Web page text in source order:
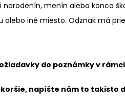
menín alebo konca
alebo iné miesto. Odznak má
do poznámky v
napíšte nám to takisto